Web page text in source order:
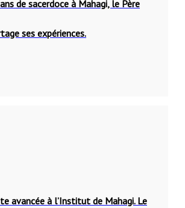
de sacerdoce à Mahagi, le Père
ses expériences.
avancée à l’Institut de Mahagi. Le